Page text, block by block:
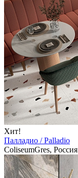
Хит!
Палладио / Palladio
ColiseumGres, Россия